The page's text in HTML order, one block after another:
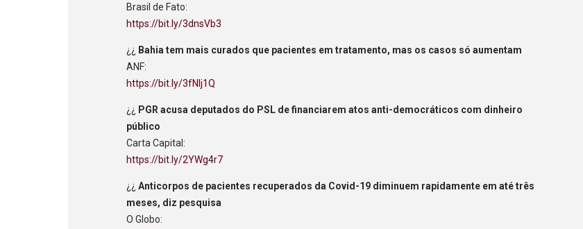
Brasil de Fato:
https://bit.ly/3dnsVb3
¿¿ Bahia tem mais curados que pacientes em tratamento, mas os casos só aumentam
ANF:
https://bit.ly/3fNIj1Q
¿¿ PGR acusa deputados do PSL de financiarem atos anti-democráticos com dinheiro
público
Carta Capital:
https://bit.ly/2YWg4r7
¿¿Anticorpos de pacientes recuperados da Covid-19 diminuem rapidamente em até três
meses, diz pesquisa
O Globo: